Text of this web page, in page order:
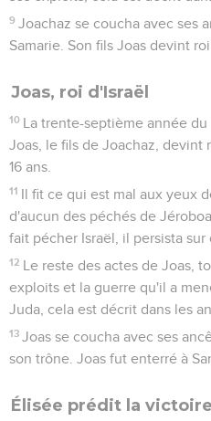
« Viens, affrontons-nous ! »
9 Joas, le roi d'Israël, fit dire à
fille en mariage à mon fils
Tu as battu les Edomites et
Jouis de ta gloire et reste chez
de Juda ? »
Mais Amatsia ne l'écouta
Shémesh, une ville qui
Juda fut battu par Israël et
13
Joas, le roi d'Israël, captura
de Joas et petit-fils d'Achazia,
de Jérusalem, depuis la porte